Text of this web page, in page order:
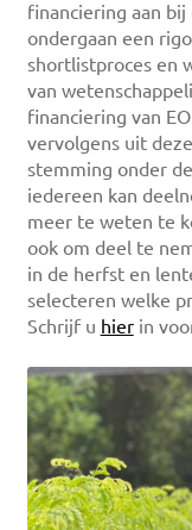
financiering aan bij
ondergaan een
shortlistproces en
van
financiering van
vervolgens uit
stemming onder
iedereen kan
meer te weten te
ook om deel te
in de herfst en
selecteren welke
Schrijf u hierin